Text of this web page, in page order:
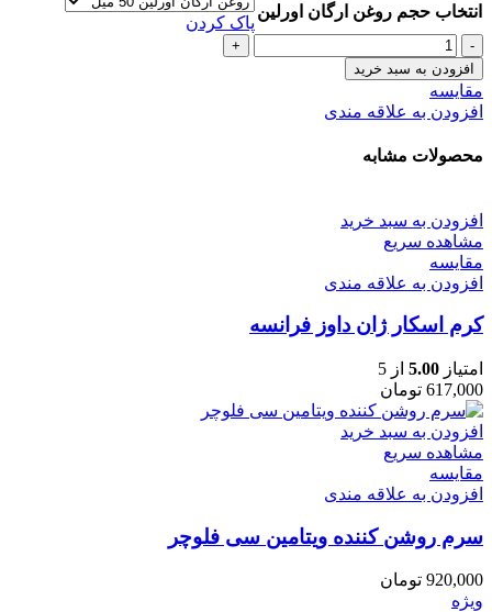
انتخاب حجم روغن ارگان اورلین
پاک کردن
روغن
آرگان
ترمیم
کننده
مو
اورلین
عدد
افزودن به سبد خرید
مقایسه
افزودن به علاقه مندی
محصولات مشابه
افزودن به سبد خرید
مشاهده سریع
مقایسه
افزودن به علاقه مندی
کرم اسکار ژان داوز فرانسه
امتیاز 5.00 از 5
617,000 تومان
افزودن به سبد خرید
مشاهده سریع
مقایسه
افزودن به علاقه مندی
سرم روشن کننده ویتامین سی فلوچر
920,000 تومان
ویژه